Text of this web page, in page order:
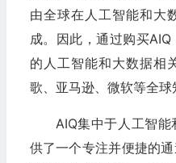
由全球在人工智能和大
成。因此，通过购买
的人工智能和大数据相
歌、亚马逊、微软等全球
AIQ集中于人工智
供了一个专注并便捷的